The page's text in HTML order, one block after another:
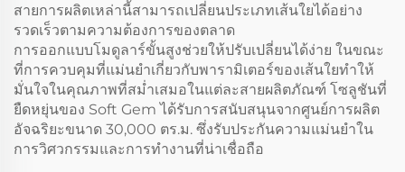
สายการผลิตเหล่านี้สามารถเปลี่ยนประเภทเส้นใยได้อย่าง
รวดเร็วตามความต้องการของตลาด
การออกแบบโมดูลาร์ขั้นสูงช่วยให้ปรับเปลี่ยนได้ง่าย ในขณะ
ที่การควบคุมที่แม่นยำเกี่ยวกับพารามิเตอร์ของเส้นใยทำให้
มั่นใจในคุณภาพที่สม่ำเสมอในแต่ละสายผลิตภัณฑ์ โซลูชันที่
ยืดหยุ่นของ Soft Gem ได้รับการสนับสนุนจากศูนย์การผลิต
อัจฉริยะขนาด 30,000 ตร.ม. ซึ่งรับประกันความแม่นยำใน
การวิศวกรรมและการทำงานที่น่าเชื่อถือ